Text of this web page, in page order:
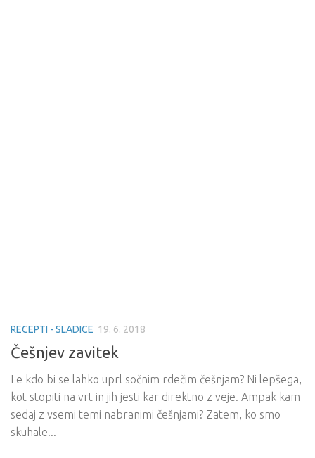
RECEPTI - SLADICE 19. 6. 2018
Češnjev zavitek
Le kdo bi se lahko uprl sočnim rdečim češnjam? Ni lepšega,
kot stopiti na vrt in jih jesti kar direktno z veje. Ampak kam
sedaj z vsemi temi nabranimi češnjami? Zatem, ko smo
skuhale...